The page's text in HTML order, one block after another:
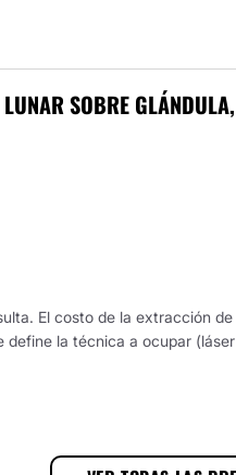
SOBRE
El costo de la extracción
la técnica a ocupar